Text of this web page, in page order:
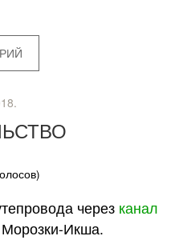
.
через канал
Икша.